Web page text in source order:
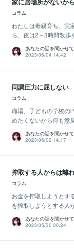
コラム
わたしは毒親育ち。実
ら、夜は2～3時間散歩
あなたの話を聞かせて
2023/06/04 14:42
同調圧力に屈しない
コラム
職場、子どもの学校の
めたくないから何も意
あなたの話を聞かせて
2023/06/02 14:17
搾取する人からは離
コラム
お金を搾取しようとす
を搾取しようとする人
あなたの話を聞かせて
2023/05/30 00:24